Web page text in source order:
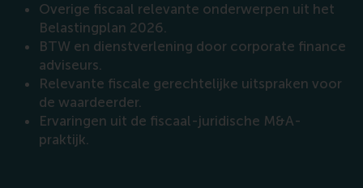
Overige fiscaal relevante onderwerpen uit het
Belastingplan 2026.
BTW en dienstverlening door corporate finance
adviseurs.
Relevante fiscale gerechtelijke uitspraken voor
de waardeerder.
Ervaringen uit de fiscaal-juridische M&A-
praktijk.